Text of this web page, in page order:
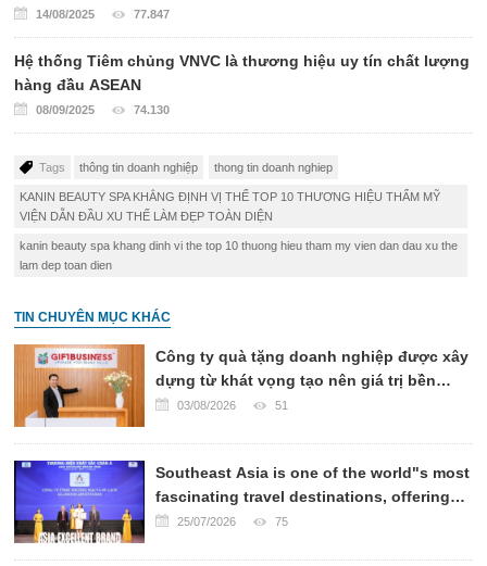
14/08/2025 77.847
Hệ thống Tiêm chủng VNVC là thương hiệu uy tín chất lượng
hàng đầu ASEAN
08/09/2025 74.130
Tags thông tin doanh nghiệp thong tin doanh nghiep
KANIN BEAUTY SPA KHẲNG ĐỊNH VỊ THẾ TOP 10 THƯƠNG HIỆU THẨM MỸ
VIỆN DẪN ĐẦU XU THẾ LÀM ĐẸP TOÀN DIỆN
kanin beauty spa khang dinh vi the top 10 thuong hieu tham my vien dan dau xu the
lam dep toan dien
TIN CHUYÊN MỤC KHÁC
Công ty quà tặng doanh nghiệp được xây
dựng từ khát vọng tạo nên giá trị bền
vững03/08/2026 51
Southeast Asia is one of the world"s most
fascinating travel destinations, offering
breathtaking landscapes, rich cultural
25/07/2026 75